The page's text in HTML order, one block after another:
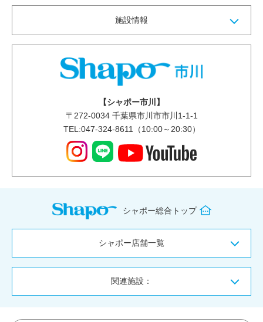
施設情報
【シャポー市川】
〒 272-0034千葉県市川市市川1-1-1
TEL:047-324-8611（10:00～20:30）
シャポー総合トップ
シャポー店舗一覧
関連施設：